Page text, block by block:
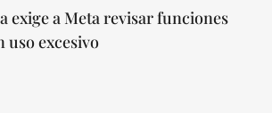
exige a Meta revisar funciones
uso excesivo